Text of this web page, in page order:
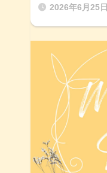
2026年6月25日